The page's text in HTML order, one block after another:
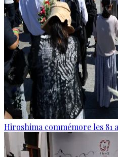
Hiroshima commémore les 81